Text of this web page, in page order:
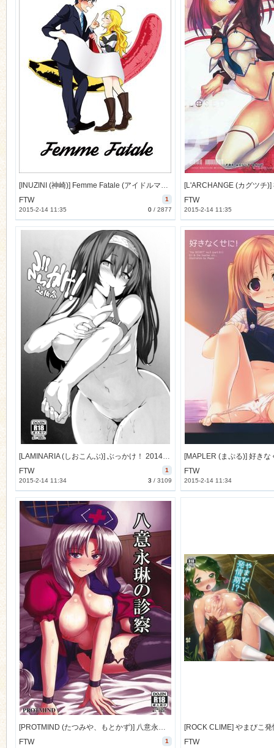
[INUZINI (神崎)] Femme Fatale (アイドルマスター) [6M]
1
FTW
0/ 2877
2015-2-14 11:35
FTW
2015-2-14 11:35
[LAMINARIA (しおこんぶ)] ぶっかけ！ 2014冬 (アイドルマスター シンデレラガールズ) [13M]
1
FTW
3 / 3109
2015-2-14 11:34
FTW
2015-2-14 11:34
[PROTMIND (たつみや、もとかず)] 八意永琳の診察 (東方) [32M]
1
FTW FTW